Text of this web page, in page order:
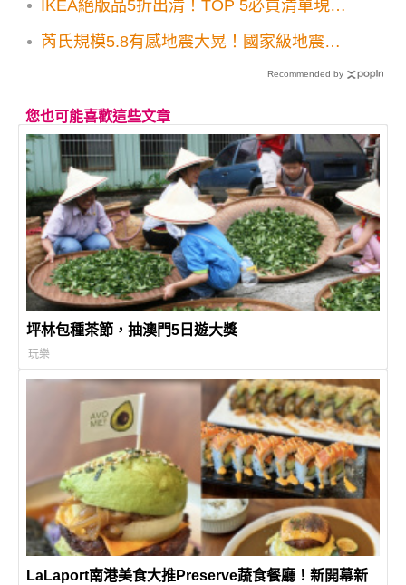
IKEA絕版品5折出清！TOP 5必買清單現省
芮氏規模5.8有感地震大晃！國家級地震警
Recommended by
您也可能喜歡這些文章
坪林包種茶節，抽澳門5日遊大獎
玩樂
LaLaport南港美食大推Preserve蔬食餐廳！新開幕新